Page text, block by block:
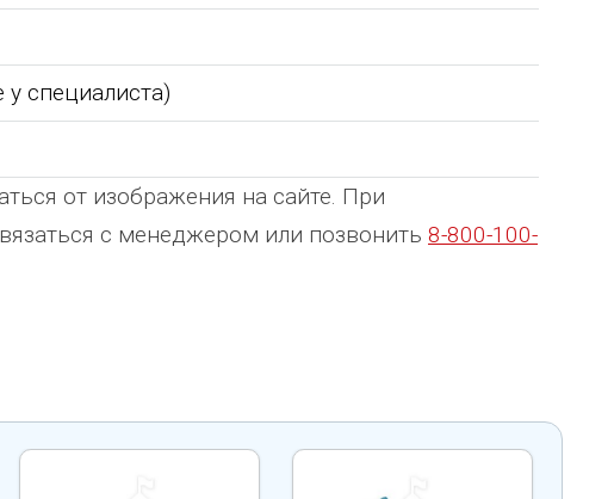
у специалиста)
от изображения на сайте. При
с менеджером или позвонить 8-800-100-